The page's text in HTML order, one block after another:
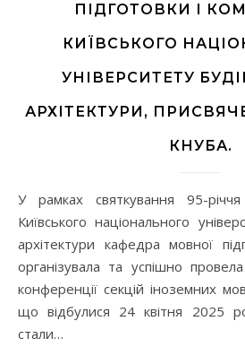
ПІДГОТОВКИ І
КИЇВСЬКОГО
УНІВЕРСИТЕТУ
АРХІТЕКТУРИ,
КНУБА.
У рамках святкування 95-річчя з дня заснування
Київського національного
архітектури кафедра мовної
організувала та успішно
конференції секцій іноземних
що відбулися 24 квітня 2025
стали…